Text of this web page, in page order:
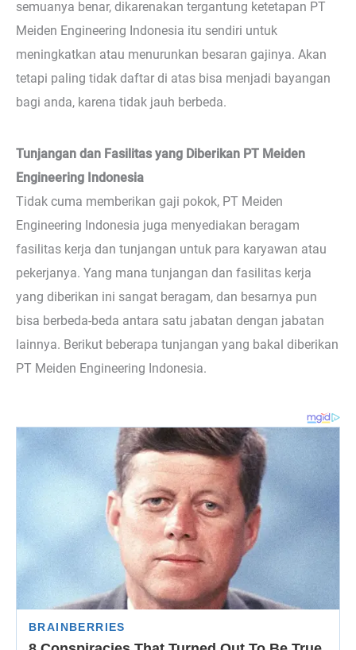
semuanya benar, dikarenakan tergantung ketetapan PT
Meiden Engineering Indonesia itu sendiri untuk
meningkatkan atau menurunkan besaran gajinya. Akan
tetapi paling tidak daftar di atas bisa menjadi bayangan
bagi anda, karena tidak jauh berbeda.
Tunjangan dan Fasilitas yang Diberikan PT Meiden
Engineering Indonesia
Tidak cuma memberikan gaji pokok, PT Meiden
Engineering Indonesia juga menyediakan beragam
fasilitas kerja dan tunjangan untuk para karyawan atau
pekerjanya. Yang mana tunjangan dan fasilitas kerja
yang diberikan ini sangat beragam, dan besarnya pun
bisa berbeda-beda antara satu jabatan dengan jabatan
lainnya. Berikut beberapa tunjangan yang bakal diberikan
PT Meiden Engineering Indonesia.